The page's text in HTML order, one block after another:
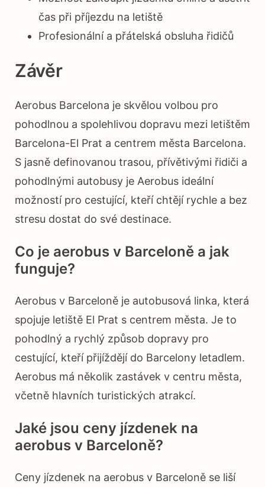
čas při příjezdu na letiště
Profesionální a přátelská obsluha řidičů
Závěr
Aerobus Barcelona je skvělou volbou pro
pohodlnou a spolehlivou dopravu mezi letištěm
Barcelona-El Prat a centrem města Barcelona.
S jasně definovanou trasou, přívětivými řidiči a
pohodlnými autobusy je Aerobus ideální
možností pro cestující, kteří chtějí rychle a bez
stresu dostat do své destinace.
Co je aerobus v Barceloně a jak
funguje?
Aerobus v Barceloně je autobusová linka, která
spojuje letiště El Prat s centrem města. Je to
pohodlný a rychlý způsob dopravy pro
cestující, kteří přijíždějí do Barcelony letadlem.
Aerobus má několik zastávek v centru města,
včetně hlavních turistických atrakcí.
Jaké jsou ceny jízdenek na
aerobus v Barceloně?
Ceny jízdenek na aerobus v Barceloně se liší